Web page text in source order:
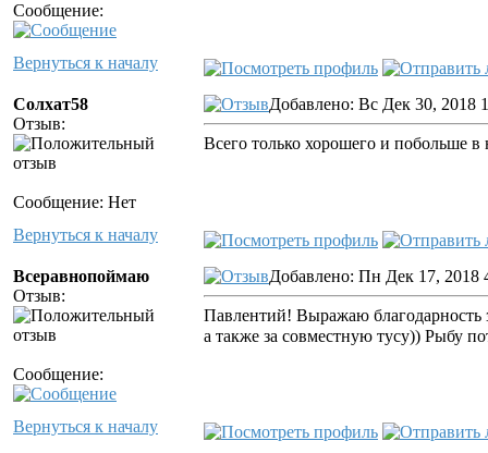
Сообщение:
Вернуться к началу
Солхат58
Отзыв:
Сообщение: Нет
Добавлено: Вс Дек 30, 2018
Всего только хорошего и побольше
Вернуться к началу
Всеравнопоймаю
Отзыв:
Сообщение:
Добавлено: Пн Дек 17, 2018
Павлентий! Выражаю благодарность
а также за совместную тусу)) Рыбу
Вернуться к началу